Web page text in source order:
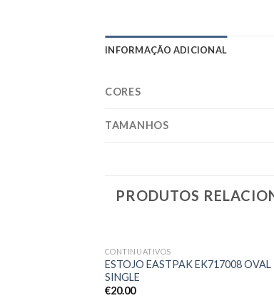
INFORMAÇÃO ADICIONAL
CORES
TAMANHOS
PRODUTOS
Adicionar
aos meus
CONTINUATIVOS
ESTOJO EASTPAK EK717008 OVAL
SINGLE
€20.00